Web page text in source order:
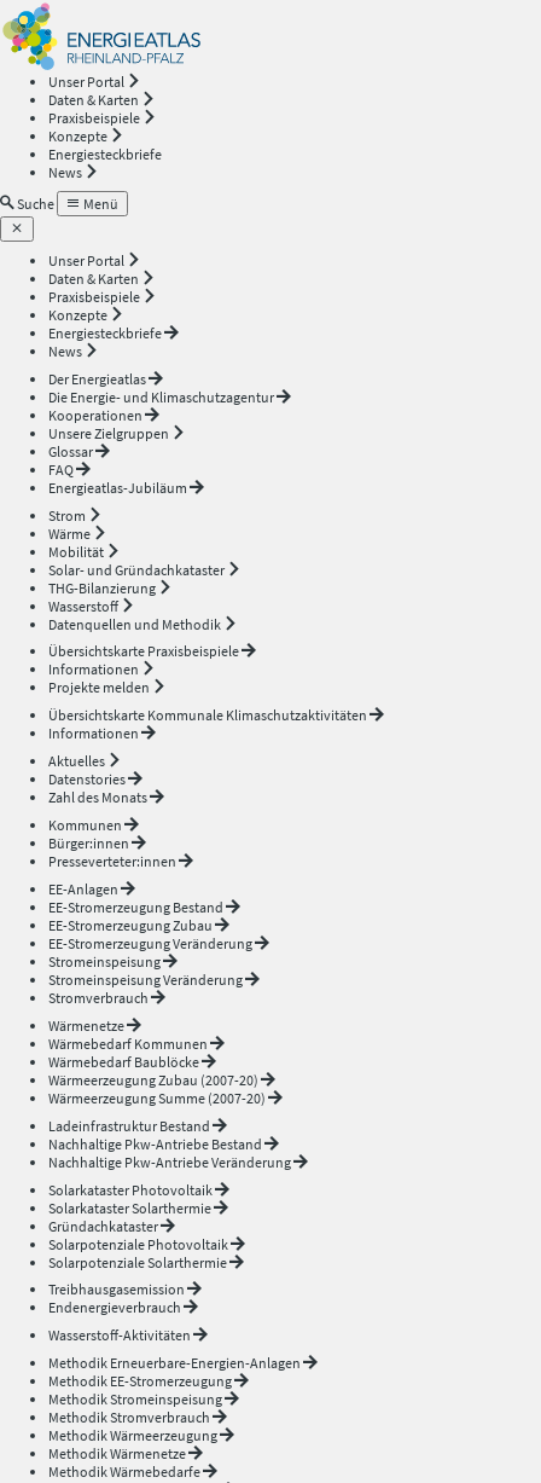
Unser Portal
Daten & Karten
Praxisbeispiele
Konzepte
Energiesteckbriefe
News
Suche
Menü
Unser Portal
Daten & Karten
Praxisbeispiele
Konzepte
Energiesteckbriefe
News
Der Energieatlas
Die Energie- und Klimaschutzagentur
Kooperationen
Unsere Zielgruppen
Glossar
FAQ
Energieatlas-Jubiläum
Strom
Wärme
Mobilität
Solar- und Gründachkataster
THG-Bilanzierung
Wasserstoff
Datenquellen und Methodik
Übersichtskarte Praxisbeispiele
Informationen
Projekte melden
Übersichtskarte Kommunale Klimaschutzaktivitäten
Informationen
Aktuelles
Datenstories
Zahl des Monats
Kommunen
Bürger:innen
Presseverteter:innen
EE-Anlagen
EE-Stromerzeugung Bestand
EE-Stromerzeugung Zubau
EE-Stromerzeugung Veränderung
Stromeinspeisung
Stromeinspeisung Veränderung
Stromverbrauch
Wärmenetze
Wärmebedarf Kommunen
Wärmebedarf Baublöcke
Wärmeerzeugung Zubau (2007-20)
Wärmeerzeugung Summe (2007-20)
Ladeinfrastruktur Bestand
Nachhaltige Pkw-Antriebe Bestand
Nachhaltige Pkw-Antriebe Veränderung
Solarkataster Photovoltaik
Solarkataster Solarthermie
Gründachkataster
Solarpotenziale Photovoltaik
Solarpotenziale Solarthermie
Treibhausgasemission
Endenergieverbrauch
Wasserstoff-Aktivitäten
Methodik Erneuerbare-Energien-Anlagen
Methodik EE-Stromerzeugung
Methodik Stromeinspeisung
Methodik Stromverbrauch
Methodik Wärmeerzeugung
Methodik Wärmenetze
Methodik Wärmebedarfe